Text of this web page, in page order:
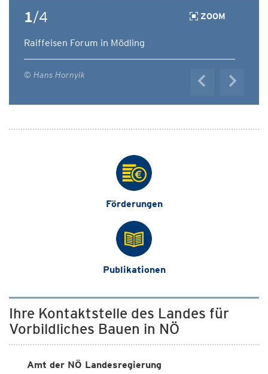
1/4 ZOOM
Raiffeisen Forum in Mödling
© Hans Hornyik
Förderungen
Publikationen
Ihre Kontaktstelle des Landes für
Vorbildliches Bauen in NÖ
Amt der NÖ Landesregierung